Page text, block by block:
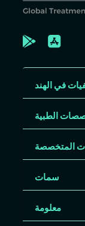
في الهند
الطبية
المتخصصة
سمات
معلومة